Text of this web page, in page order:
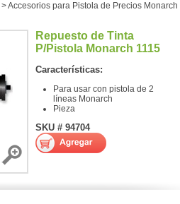
>Accesorios para Pistola de Precios Monarch
Repuesto de Tinta
P/Pistola Monarch 1115
Características:
Para usar con pistola de 2
líneas Monarch
Pieza
SKU # 94704